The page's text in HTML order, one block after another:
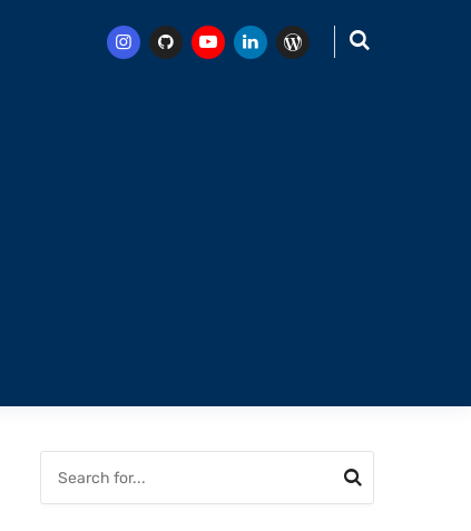
Instagram
GithubYoutubeLinkedinWordPress